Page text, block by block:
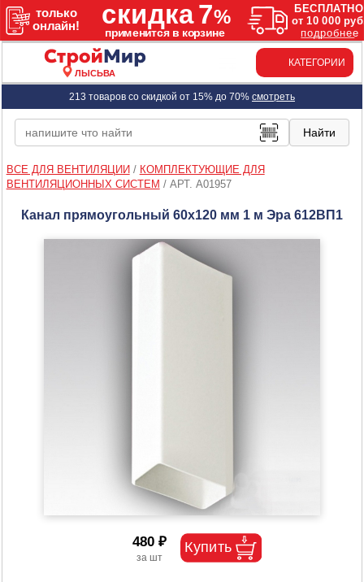
ЛЫСЬВА
КАТЕГОРИИ
213 товаров со скидкой от 15% до 70% смотреть
ВСЕ ДЛЯ ВЕНТИЛЯЦИИ / КОМПЛЕКТУЮЩИЕ ДЛЯ
ВЕНТИЛЯЦИОННЫХ СИСТЕМ / АРТ. A01957
Канал прямоугольный 60х120 мм 1 м Эра 612ВП1
480 ₽